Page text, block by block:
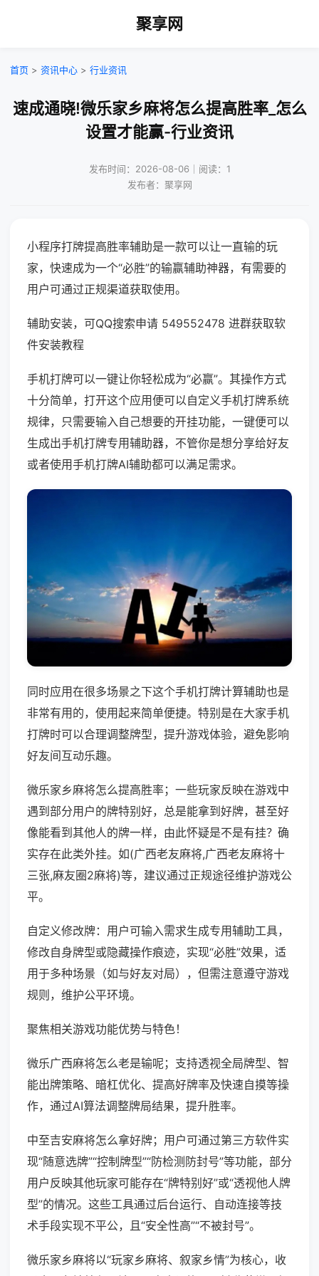
聚享网
首页 > 资讯中心 > 行业资讯
速成通晓!微乐家乡麻将怎么提高胜率_怎么
设置才能赢-行业资讯
发布时间：2026-08-06｜阅读：1
发布者：聚享网
小程序打牌提高胜率辅助是一款可以让一直输的玩
家，快速成为一个“必胜”的输赢辅助神器，有需要的
用户可通过正规渠道获取使用。
辅助安装，可QQ搜索申请 549552478 进群获取软
件安装教程
手机打牌可以一键让你轻松成为“必赢”。其操作方式
十分简单，打开这个应用便可以自定义手机打牌系统
规律，只需要输入自己想要的开挂功能，一键便可以
生成出手机打牌专用辅助器，不管你是想分享给好友
或者使用手机打牌AI辅助都可以满足需求。
同时应用在很多场景之下这个手机打牌计算辅助也是
非常有用的，使用起来简单便捷。特别是在大家手机
打牌时可以合理调整牌型，提升游戏体验，避免影响
好友间互动乐趣。
微乐家乡麻将怎么提高胜率；一些玩家反映在游戏中
遇到部分用户的牌特别好，总是能拿到好牌，甚至好
像能看到其他人的牌一样，由此怀疑是不是有挂？确
实存在此类外挂。如(广西老友麻将,广西老友麻将十
三张,麻友圈2麻将)等，建议通过正规途径维护游戏公
平。
自定义修改牌：用户可输入需求生成专用辅助工具，
修改自身牌型或隐藏操作痕迹，实现“必胜”效果，适
用于多种场景（如与好友对局），但需注意遵守游戏
规则，维护公平环境。
聚焦相关游戏功能优势与特色！
微乐广西麻将怎么老是输呢；支持透视全局牌型、智
能出牌策略、暗杠优化、提高好牌率及快速自摸等操
作，通过AI算法调整牌局结果，提升胜率。
中至吉安麻将怎么拿好牌；用户可通过第三方软件实
现“随意选牌”“控制牌型”“防检测防封号”等功能，部分
用户反映其他玩家可能存在“牌特别好”或“透视他人牌
型”的情况。这些工具通过后台运行、自动连接等技
术手段实现不平公，且“安全性高”“不被封号”。
微乐家乡麻将以“玩家乡麻将、叙家乡情”为核心，收